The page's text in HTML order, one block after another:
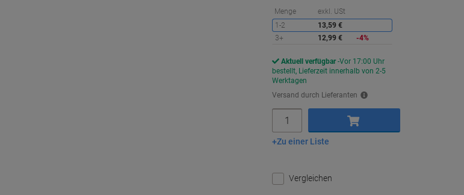
Menge exkl. USt
1-2
13,59 €
3+
12,99 € -4%
Aktuell verfügbar Vor 17:00 Uhr
bestellt, Lieferzeit innerhalb von 2-5
Werktagen
Versand durch Lieferanten
In den Warenkorb
Zu einer Liste
Vergleichen